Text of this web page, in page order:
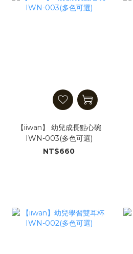
【iiwan】 幼兒成長點心碗
IWN-003(多色可選)
NT$660